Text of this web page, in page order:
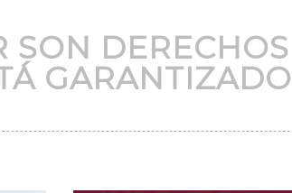
SON DERECHOS
GARANTIZADO